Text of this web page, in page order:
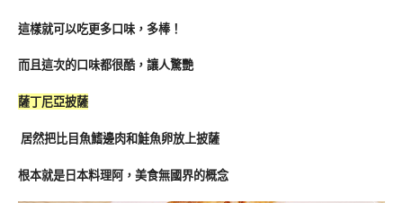
這樣就可以吃更多口味，多棒！
而且這次的口味都很酷，讓人驚艷
薩丁尼亞披薩
居然把比目魚鰭邊肉和鮭魚卵放上披薩
根本就是日本料理阿，美食無國界的概念